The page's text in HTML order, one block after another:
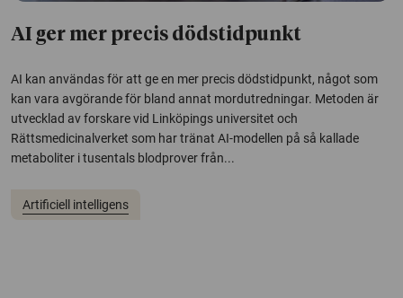
AI ger mer precis dödstidpunkt
AI kan användas för att ge en mer precis dödstidpunkt, något som
kan vara avgörande för bland annat mordutredningar. Metoden är
utvecklad av forskare vid Linköpings universitet och
Rättsmedicinalverket som har tränat AI-modellen på så kallade
metaboliter i tusentals blodprover från...
Artificiell intelligens